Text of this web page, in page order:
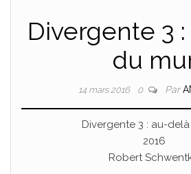
Divergente 3
du
14 mars 2016 0 Par
Divergente 3 : au-
2016
Robert